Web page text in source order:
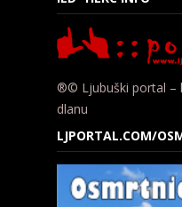
®© Ljubuški portal –
dlanu
LJPORTAL.COM/